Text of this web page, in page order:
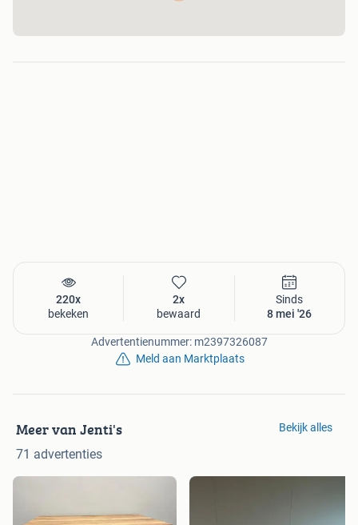
220x
bekeken
2x
bewaard
Sinds
8 mei '26
Advertentienummer: m2397326087
Meld aan Marktplaats
Meer van Jenti's
71 advertenties
Bekijk alles